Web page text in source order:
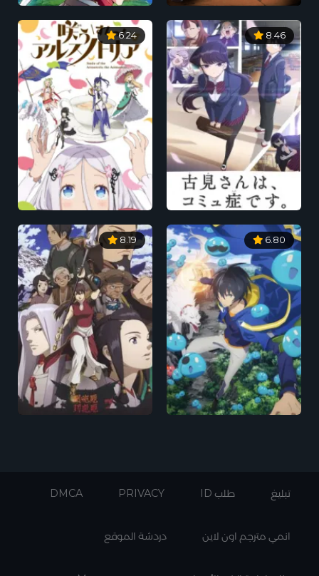
8.46
6.24
6.80
8.19
تبليغ طلب ID PRIVACY
DMCA
انمي مترجم اون لاين دردشة الموقع